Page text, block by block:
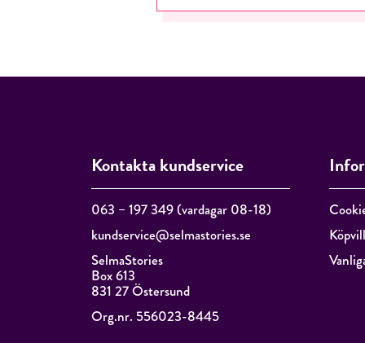
Kontakta kundservice
063 – 197 349 (vardagar 08-18)
kundservice@selmastories.se
SelmaStories
Box 613
831 27 Östersund
Org.nr. 556023-8445